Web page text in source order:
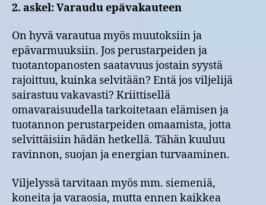
2. askel: Varaudu epävakauteen
On hyvä varautua myös muutoksiin ja
epävarmuuksiin. Jos perustarpeiden ja
tuotantopanosten saatavuus jostain syystä
rajoittuu, kuinka selvitään? Entä jos viljelijä
sairastuu vakavasti? Kriittisellä
omavaraisuudella tarkoitetaan elämisen ja
tuotannon perustarpeiden omaamista, jotta
selvittäisiin hädän hetkellä. Tähän kuuluu
ravinnon, suojan ja energian turvaaminen.
Viljelyssä tarvitaan myös mm. siemeniä,
koneita ja varaosia, mutta ennen kaikkea